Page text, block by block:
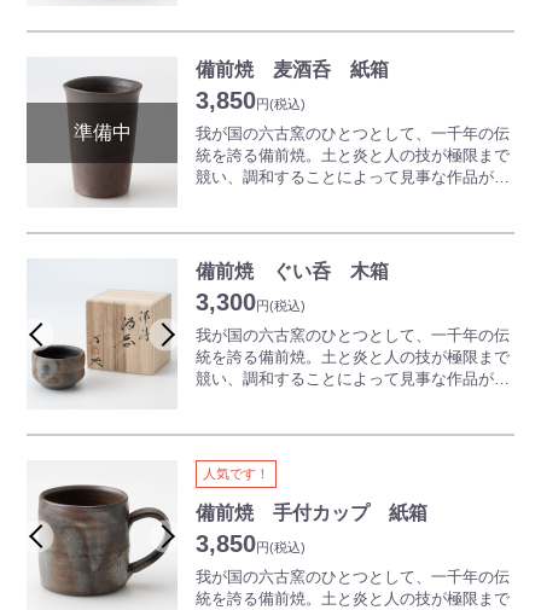
テキなひとときをお過ごしください。
※商品は一つひとつ手作りのため、色合いや
形が写真と異なります。詳しくはお問い合わ
います。
湯呑やコーヒーカップは一般にセットで揃え
るイメージがありますが、備前焼ならお揃い
だけでなく、
一客ずつ違うデザインや雰囲気のものを並べ
るのも楽しみ方のひとつです。
揃えても、自身の感覚でピンときた作品を一
つずつ自由に買い足していくのも備前焼なら
では楽しみ方です。
※商品は一つひとつ手作りのため、色合いや
形が写真と異なります。詳しくはお問い合わ
せください。
備前焼 麦酒呑 紙箱
3,850円(税込)
我が国の六古窯のひとつとして、一千年の伝
統を誇る備前焼。土と炎と人の技が極限まで
競い、調和することによって見事な作品が生
います。
備前焼のビールコップは、微細のクリーム状
の泡が生じ、美味しいビールを召し上がるこ
とが出来ると言われています。
ご使用前に冷蔵庫で冷やしてお使いになると
さらにおいしくいただけます。
※商品は一つひとつ手作りのため、色合いや
形が写真と異なります。詳しくはお問い合わ
せください。
備前焼 ぐい呑 木箱
3,300円(税込)
我が国の六古窯のひとつとして、一千年の伝
統を誇る備前焼。土と炎と人の技が極限まで
競い、調和することによって見事な作品が生
います。
備前焼の器は、日本酒、焼酎などの味をまろ
やかにすると言われています。
また、ぐい呑や徳利等の酒器はコレクション
のアイテムとしても大変人気があります。個
性豊かなぐい呑を集めて眺めるのも一興で
す。
人気です！
備前焼 手付カップ 紙箱
3,850円(税込)
我が国の六古窯のひとつとして、一千年の伝
統を誇る備前焼。土と炎と人の技が極限まで